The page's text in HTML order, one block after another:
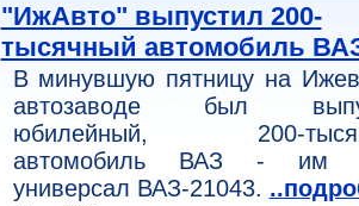
"ИжАвто" выпустил 200-
тысячный автомобиль
В минувшую пятницу на
автозаводе был
юбилейный, 200-
автомобиль ВАЗ - им
универсал ВАЗ-21043.